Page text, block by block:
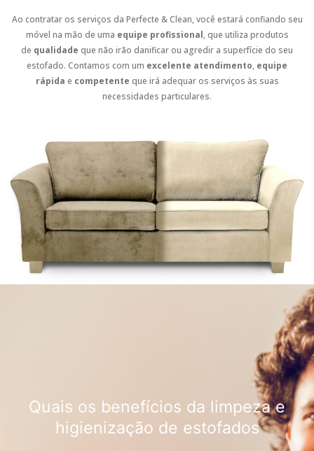
Ao contratar os serviços da Perfecte & Clean, você estará confiando seu
móvel na mão de uma equipe profissional, que utiliza produtos
de qualidade que não irão danificar ou agredir a superfície do seu
estofado. Contamos com um excelente atendimento, equipe
rápida e competente que irá adequar os serviços às suas
necessidades particulares.
Quais os benefícios da limpeza e
higienização de estofados